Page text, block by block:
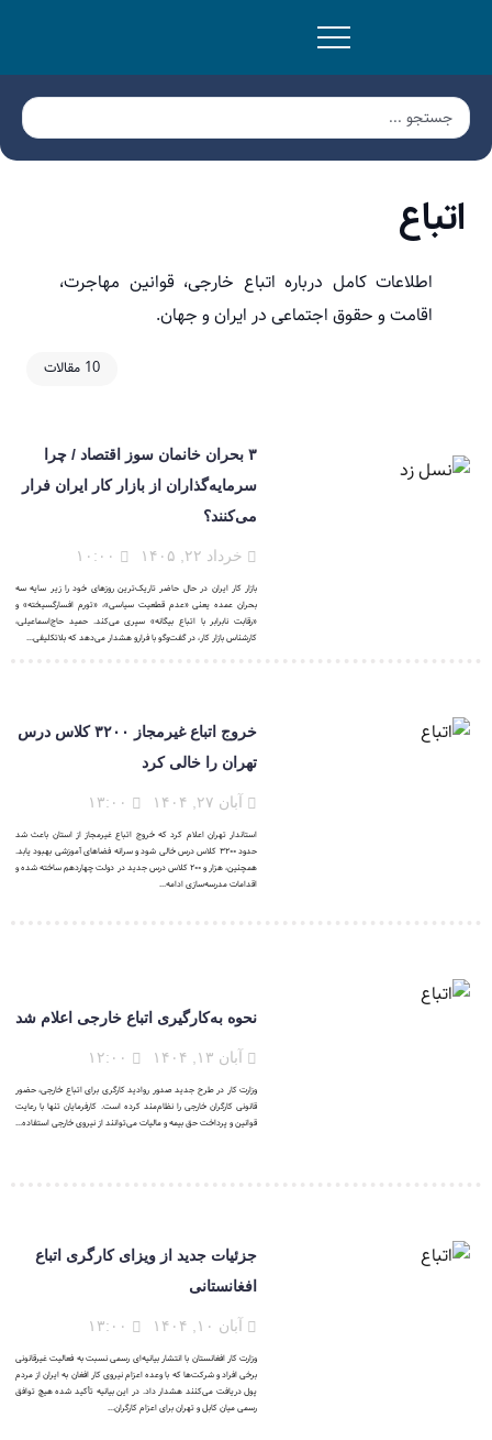
اتباع
اطلاعات کامل درباره اتباع خارجی، قوانین مهاجرت،
اقامت و حقوق اجتماعی در ایران و جهان.
10 مقالات
۳ بحران خانمان سوز اقتصاد / چرا
سرمایه‌گذاران از بازار کار ایران فرار
می‌کنند؟
خرداد ۲۲, ۱۴۰۵
بازار کار ایران در حال حاضر تاریک‌ترین روزهای خود را زیر سایه سه
بحران عمده یعنی «عدم قطعیت سیاسی»، «تورم افسارگسیخته» و
«رقابت نابرابر با اتباع بیگانه» سپری می‌کند. حمید حاج‌اسماعیلی،
کارشناس بازار کار، در گفت‌وگو با فرارو هشدار می‌دهد که بلاتکلیفی...
خروج اتباع غیرمجاز ۳۲۰۰ کلاس درس
تهران را خالی کرد
آبان ۲۷, ۱۴۰۴
استاندار تهران اعلام کرد که خروج اتباع غیرمجاز از استان باعث شد
حدود ۳۲۰۰ کلاس درس خالی شود و سرانه فضاهای آموزشی بهبود یابد.
همچنین، هزار و ۲۰۰ کلاس درس جدید در دولت چهاردهم ساخته شده و
اقدامات مدرسه‌سازی ادامه...
نحوه به‌کارگیری اتباع خارجی اعلام شد
آبان ۱۳, ۱۴۰۴
وزارت کار در طرح جدید صدور روادید کارگری برای اتباع خارجی، حضور
قانونی کارگران خارجی را نظام‌مند کرده است. کارفرمایان تنها با رعایت
قوانین و پرداخت حق بیمه و مالیات می‌توانند از نیروی خارجی استفاده...
جزئیات جدید از ویزای کارگری اتباع
افغانستانی
آبان ۱۰, ۱۴۰۴
وزارت کار افغانستان با انتشار بیانیه‌ای رسمی نسبت به فعالیت غیرقانونی
برخی افراد و شرکت‌ها که با وعده اعزام نیروی کار افغان به ایران از مردم
پول دریافت می‌کنند هشدار داد. در این بیانیه تأکید شده هیچ توافق
رسمی میان کابل و تهران برای اعزام کارگران...